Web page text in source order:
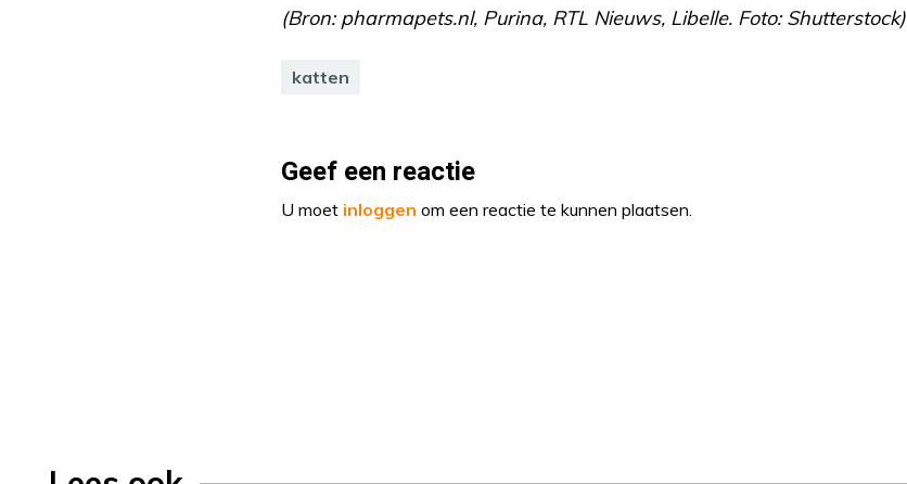
(Bron: pharmapets.nl, Purina, RTL Nieuws, Libelle. Foto: Shutterstock)
katten
Geef een reactie
U moet inloggen om een reactie te kunnen plaatsen.